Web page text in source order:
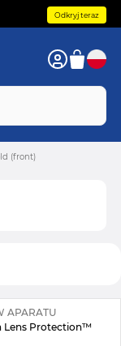
Odkryj teraz
(front)
APARATU
Lens Protection™